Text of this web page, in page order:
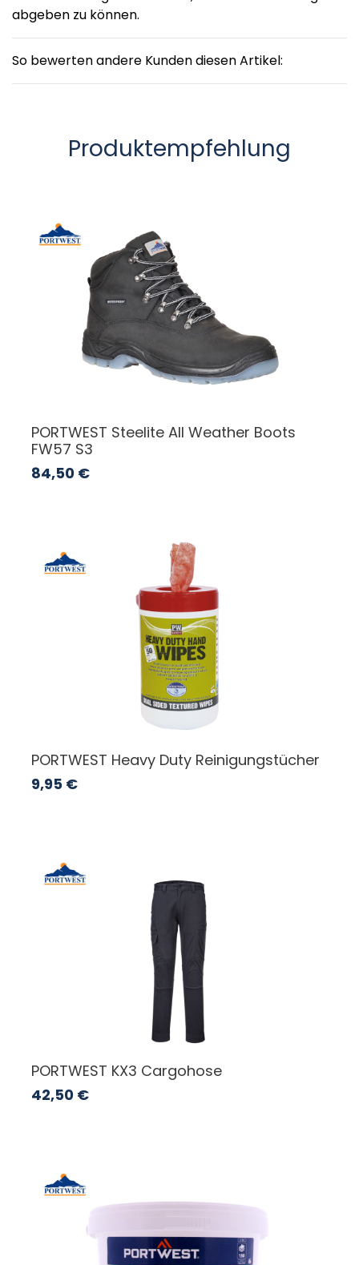
abgeben zu können.
So bewerten andere Kunden diesen Artikel:
Produktempfehlung
PORTWEST Steelite All Weather Boots
FW57 S3
84,50 €
PORTWEST Heavy Duty Reinigungstücher
9,95 €
PORTWEST KX3 Cargohose
42,50 €